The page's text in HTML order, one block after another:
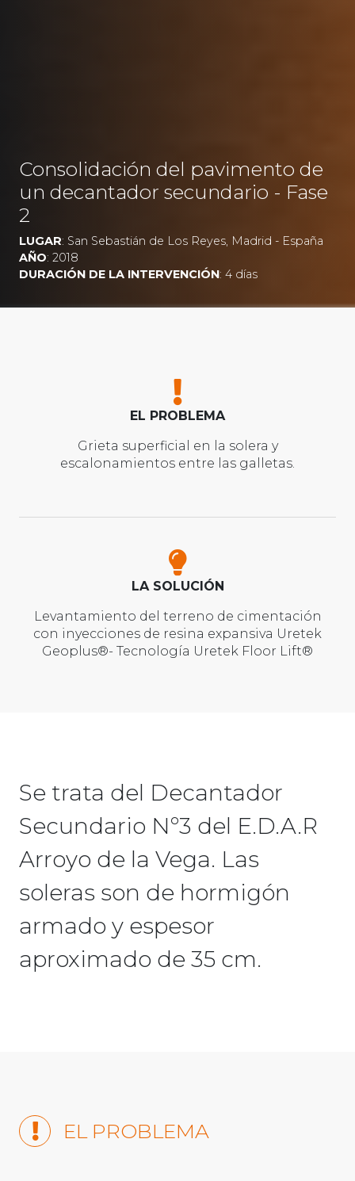
Consolidación del pavimento de
un decantador secundario - Fase
2
LUGAR: San Sebastián de Los Reyes, Madrid - España
AÑO: 2018
DURACIÓN DE LA INTERVENCIÓN: 4 días
EL PROBLEMA
Grieta superficial en la solera y
escalonamientos entre las galletas.
LA SOLUCIÓN
Levantamiento del terreno de cimentación
con inyecciones de resina expansiva Uretek
Geoplus®- Tecnología Uretek Floor Lift®
Se trata del Decantador
Secundario Nº3 del E.D.A.R
Arroyo de la Vega. Las
soleras son de hormigón
armado y espesor
aproximado de 35 cm.
EL PROBLEMA